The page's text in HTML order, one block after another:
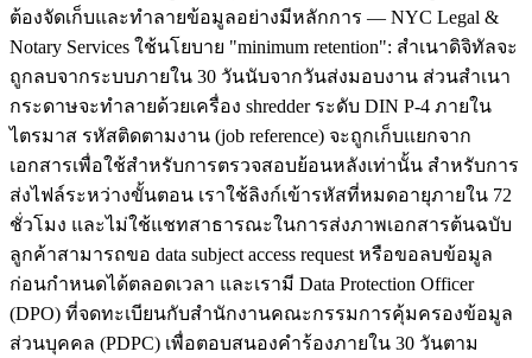
ต้องจัดเก็บและทำลายข้อมูลอย่างมีหลักการ — NYC Legal &
Notary Services ใช้นโยบาย "minimum retention": สำเนาดิจิทัลจะ
ถูกลบจากระบบภายใน 30 วันนับจากวันส่งมอบงาน ส่วนสำเนา
กระดาษจะทำลายด้วยเครื่อง shredder ระดับ DIN P-4 ภายใน
ไตรมาส รหัสติดตามงาน (job reference) จะถูกเก็บแยกจาก
เอกสารเพื่อใช้สำหรับการตรวจสอบย้อนหลังเท่านั้น สำหรับการ
ส่งไฟล์ระหว่างขั้นตอน เราใช้ลิงก์เข้ารหัสที่หมดอายุภายใน 72
ชั่วโมง และไม่ใช้แชทสาธารณะในการส่งภาพเอกสารต้นฉบับ
ลูกค้าสามารถขอ data subject access request หรือขอลบข้อมูล
ก่อนกำหนดได้ตลอดเวลา และเรามี Data Protection Officer
(DPO) ที่จดทะเบียนกับสำนักงานคณะกรรมการคุ้มครองข้อมูล
ส่วนบุคคล (PDPC) เพื่อตอบสนองคำร้องภายใน 30 วันตาม